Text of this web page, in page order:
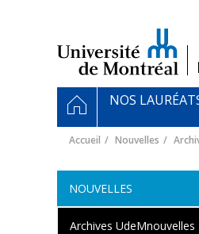
Navigation
principale
ACCUEIL
NOS
Accueil Nouvelles
NOUVELLES
Archives UdeMnouvelles